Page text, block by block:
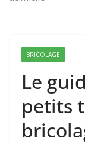
BRICOLAGE
Le
petits